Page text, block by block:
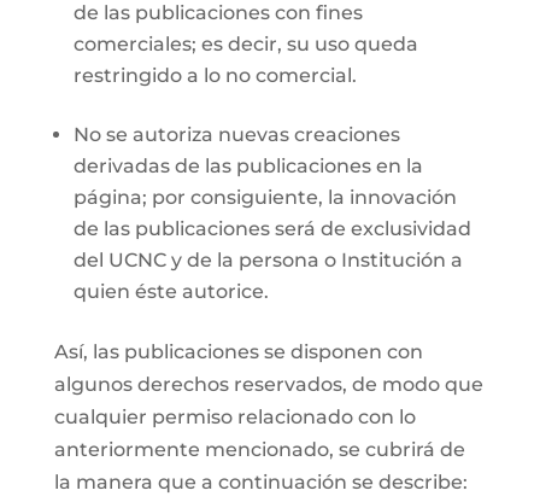
de las publicaciones con fines
comerciales; es decir, su uso queda
restringido a lo no comercial.
No se autoriza nuevas creaciones
derivadas de las publicaciones en la
página; por consiguiente, la innovación
de las publicaciones será de exclusividad
del UCNC y de la persona o Institución a
quien éste autorice.
Así, las publicaciones se disponen con
algunos derechos reservados, de modo que
cualquier permiso relacionado con lo
anteriormente mencionado, se cubrirá de
la manera que a continuación se describe: